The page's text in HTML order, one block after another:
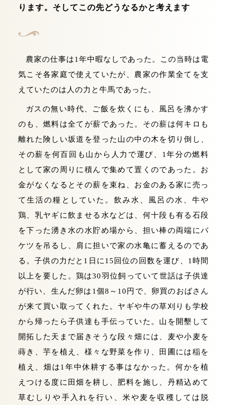
ります。そしてこの先どうなるかと考えます
農家の仕事は1年中暇なしであった。この当時は電
気こそ各家庭で使えていたが、農家の作業全てを支
えていたのは人の力と牛馬であった。
ガスの無い時代、ご飯を炊くにも、風呂を沸かす
のも、燃料は全てが薪であった。その薪は何キロも
離れた険しい坂道を登った山の中の木を切り倒し、
その薪を何百回も山から人力で運び、1年分の燃料
として家の周りに積んで集めて置くのであった。お
金がなくなるとその薪を束ね、お金のある家に売っ
て生活の糧としていた。飲み水、風呂の水、牛や
鶏、乳ヤギに飲ませる水などは、何十段も有る石段
を下った湧き水の水貯め場から、担い棒の両端にバ
ケツを吊るし、肩に担いで家の水亀に蓄えるのであ
る。子供の力だと1日に15回位の回数を運び、1時間
以上を要した。鶏は30羽位飼っていて世話は子供達
が行い、生んだ卵は1個8～10円で、卵買のおばさん
が来て買い取ってくれた。ヤギや牛の草刈りも学校
から帰ったら子供達も手伝っていた。山を開墾して
開拓した天まで届きそうな段々畑には、麦や小麦を
蒔き、芋を植え、様々な野菜を作り、田圃には稲を
植え、畑は1年中休耕する事はなかった。何かを植
えつける度に田畑を耕し、肥料を施し、丹精込めて
草むしりや手入れを行い、米や麦を収穫しては脱